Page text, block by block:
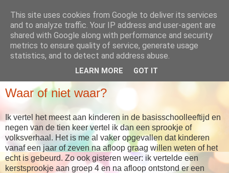
Babboes' blog
... meer dan alleen maar verhalen
Waar of niet waar?
Ik vertel het meest aan kinderen in de basisschoolleeftijd en
negen van de tien keer vertel ik dan een sprookje of
volksverhaal. Het is me al vaker opgevallen dat kinderen
vanaf een jaar of zeven na afloop graag willen weten of het
echt is gebeurd. Zo ook gisteren weer: ik vertelde een
kerstsprookje aan groep 4 en na afloop ontstond er een
This site uses cookies from Google to deliver its services
and to analyze traffic. Your IP address and user-agent are
shared with Google along with performance and security
metrics to ensure quality of service, generate usage
statistics, and to detect and address abuse.
LEARN MORE GOT IT